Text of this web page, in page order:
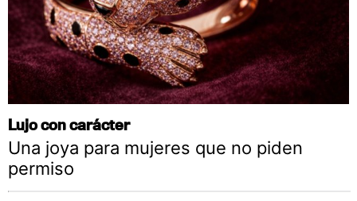
Lujo con carácter
Una joya para mujeres que no piden
permiso